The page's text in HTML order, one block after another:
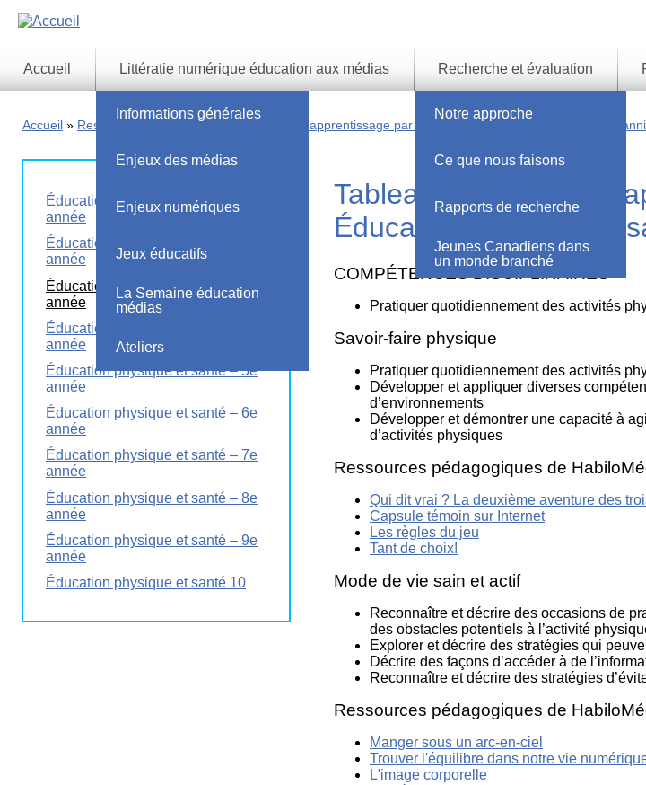
Accueil
Littératie numérique éducation aux médias
Informations générales
Enjeux des médias
Enjeux numériques
Jeux éducatifs
La Semaine éducation
médias
Ateliers
Recherche et évaluation
Notre approche
Ce que nous faisons
Rapports de recherche
Jeunes Canadiens dans
un monde branché
Accueil Ressources pédagogiques Résultats d'apprentissage par province et territoire Colombie-
Tableau de résultats
Éducation physique et
COMPÉTENCES DISCIPLINAIRES
Pratiquer quotidiennement des activités
Savoir-faire physique
Pratiquer quotidiennement des activités
Développer et appliquer diverses
d’environnements
Développer et démontrer une capacité à
d’activités physiques
Ressources pédagogiques de
Qui dit vrai ? La deuxième aventure des
Capsule témoin sur Internet
Les règles du jeu
Tant de choix!
Mode de vie sain et actif
Reconnaître et décrire des occasions de
des obstacles potentiels à l’activité
Explorer et décrire des stratégies qui
Décrire des façons d’accéder à de
Reconnaître et décrire des stratégies
Ressources pédagogiques de
Manger sous un arc-en-ciel
Trouver l'équilibre dans notre vie
L'image corporelle
Éducation physique et santé – 1re
année
Éducation physique et santé – 2e
année
Éducation physique et santé – 3e
année
Éducation physique et santé – 4e
année
Éducation physique et santé – 5e
année
Éducation physique et santé – 6e
année
Éducation physique et santé – 7e
année
Éducation physique et santé – 8e
année
Éducation physique et santé – 9e
année
Éducation physique et santé 10